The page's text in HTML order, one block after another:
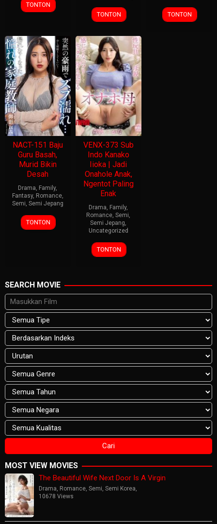
TONTON
TONTON TONTON
NACT-151 Baju
Guru Basah,
Murid Bikin
Desah
Drama, Family,
Fantasy, Romance,
Semi, Semi Jepang
TONTON
VENX-373 Sub
Indo Kanako
Iioka | Jadi
Onahole Anak,
Ngentot Paling
Enak
Drama, Family,
Romance,Semi,
Semi Jepang,
Uncategorized
TONTON
SEARCH MOVIE
MOST VIEW MOVIES
The Beautiful Wife Next Door Is A Virgin
Drama, Romance, Semi, Semi Korea,
10678 Views